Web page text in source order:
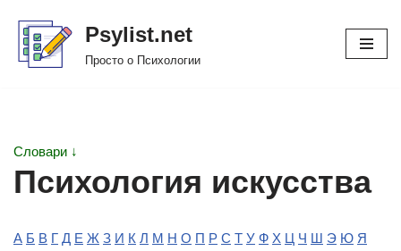
Перейти
Psylist.net
Просто о Психологии
Словари ↓
Психология искусства
А Б В Г Д Е Ж З И К Л М Н О П Р С Т У Ф Х Ц Ч Ш Э Ю Я